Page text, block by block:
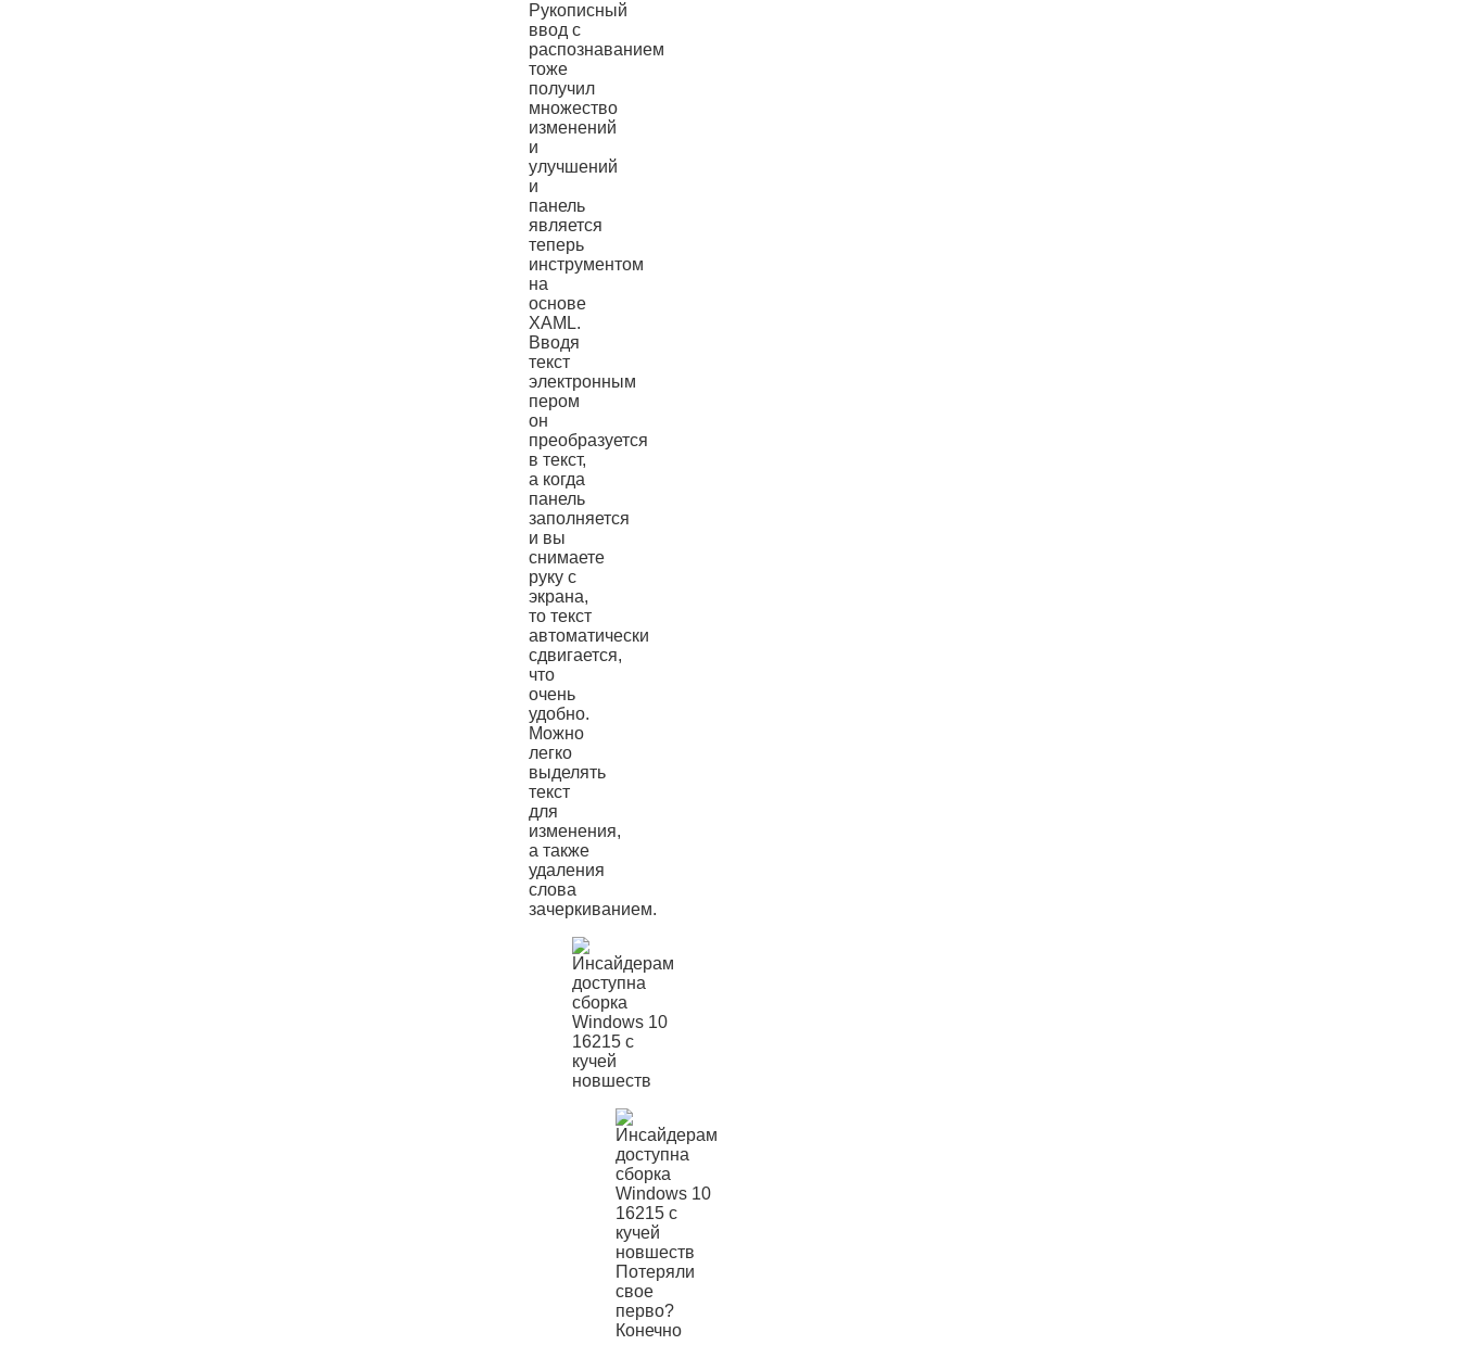
Рукописный
ввод с
распознаванием
тоже
получил
множество
изменений
и
улучшений
и
панель
является
теперь
инструментом
на
основе
XAML.
Вводя
текст
электронным
пером
он
преобразуется
в текст,
а когда
панель
заполняется
и вы
снимаете
руку с
экрана,
то текст
автоматически
сдвигается,
что
очень
удобно.
Можно
легко
выделять
текст
для
изменения,
а также
удаления
слова
зачеркиванием.
Потеряли
свое
перво?
Конечно